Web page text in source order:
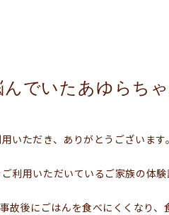
でいたあゆらち
いただき、ありがとうございます。
利用いただいているご家族の体験
故後にごはんを食べにくくなり、